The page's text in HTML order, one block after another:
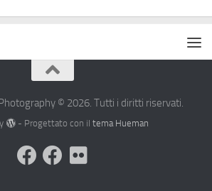
© 2026. Tutti i diritti riservati.
- Progettato con il tema Hueman